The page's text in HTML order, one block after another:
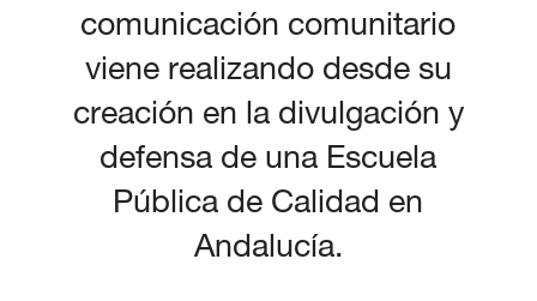
comunicación comunitario
viene realizando desde su
creación en la divulgación y
defensa de una Escuela
Pública de Calidad en
Andalucía.